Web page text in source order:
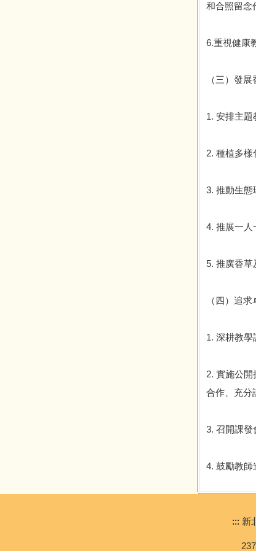
和合照留念
6.重視健康
（三）發
1. 安排主
2. 種植多樣
3. 推動生態
4. 推展一人
5. 推廣香草
（四）追
1. 深耕教
2. 實施公開
合作、充分
3. 召開課發
4. 鼓勵教師
::: 新